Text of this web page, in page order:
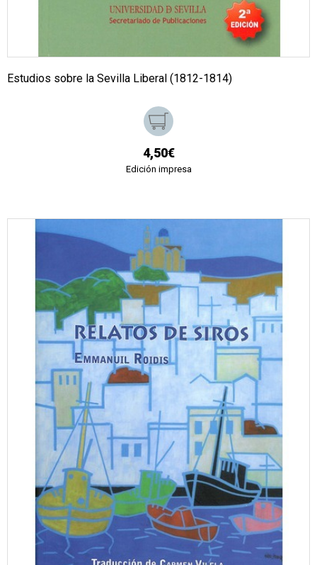
Estudios sobre la Sevilla Liberal (1812-1814)
4,50€
Edición impresa